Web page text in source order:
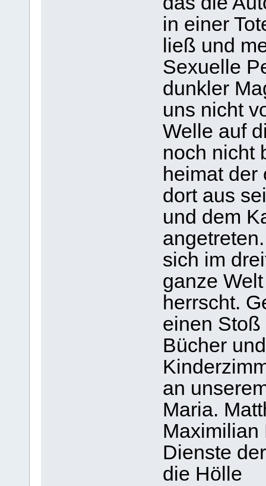
in einer
ließ und
Sexuelle
dunkler
uns nicht
Welle auf
noch nicht
heimat
dort aus
und dem
sich im
ganze
herrscht.
einen Stoß
Bücher
an
Maria.
Maximilian
Dienste
die Hölle